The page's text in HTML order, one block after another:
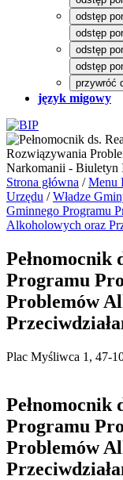
odstęp
odstęp
odstęp
odstęp
przywróć
język migowy
Strona główna /Menu
Urzędu /Władze
Gminnego Programu
Alkoholowych oraz
Pełnomocnik
Programu
Problemów
Plac Myśliwca 1, 47-
Pełnomocnik
Programu
Problemów